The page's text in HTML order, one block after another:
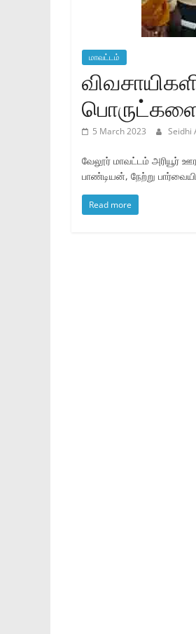
மாவட்டம்
பொருட்களை
5 March 2023 Seidhi
வேலூர் மாவட்டம் அரியூர்
பாண்டியன், நேற்று
Read more